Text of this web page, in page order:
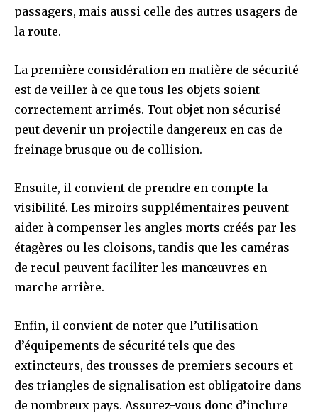
passagers, mais aussi celle des autres usagers de
la route.
La première considération en matière de sécurité
est de veiller à ce que tous les objets soient
correctement arrimés. Tout objet non sécurisé
peut devenir un projectile dangereux en cas de
freinage brusque ou de collision.
Ensuite, il convient de prendre en compte la
visibilité. Les miroirs supplémentaires peuvent
aider à compenser les angles morts créés par les
étagères ou les cloisons, tandis que les caméras
de recul peuvent faciliter les manœuvres en
marche arrière.
Enfin, il convient de noter que l’utilisation
d’équipements de sécurité tels que des
extincteurs, des trousses de premiers secours et
des triangles de signalisation est obligatoire dans
de nombreux pays. Assurez-vous donc d’inclure